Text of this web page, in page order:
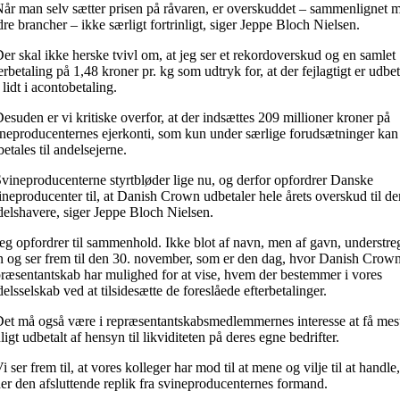
man selv sætter prisen på råvaren, er overskuddet – sammenlignet
brancher – ikke særligt fortrinligt, siger Jeppe Bloch Nielsen.
skal ikke herske tvivl om, at jeg ser et rekordoverskud og en samlet
på 1,48 kroner pr. kg som udtryk for, at der fejlagtigt er
i acontobetaling.
er vi kritiske overfor, at der indsættes 209 millioner kroner på
ejerkonti, som kun under særlige forudsætninger kan
til andelsejerne.
styrtbløder lige nu, og derfor opfordrer Danske
til, at Danish Crown udbetaler hele årets overskud til
siger Jeppe Bloch Nielsen.
opfordrer til sammenhold. Ikke blot af navn, men af gavn,
og ser frem til den 30. november, som er den dag, hvor Danish
har mulighed for at vise, hvem der bestemmer i vores
ved at tilsidesætte de foreslåede efterbetalinger.
må også være i repræsentantskabsmedlemmernes interesse at få
udbetalt af hensyn til likviditeten på deres egne bedrifter.
ser frem til, at vores kolleger har mod til at mene og vilje til at handle,
den afsluttende replik fra svineproducenternes formand.